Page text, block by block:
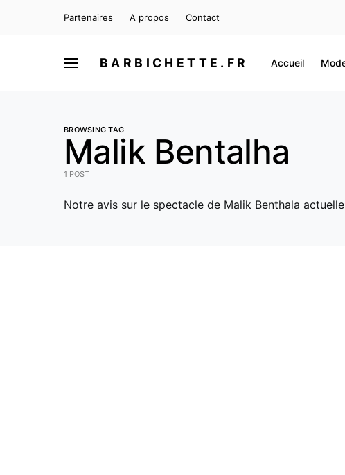
Partenaires A propos Contact
BARBICHETTE.FR Accueil
BROWSING TAG
Malik Bentalha
1 POST
Notre avis sur le spectacle de Malik Benthala